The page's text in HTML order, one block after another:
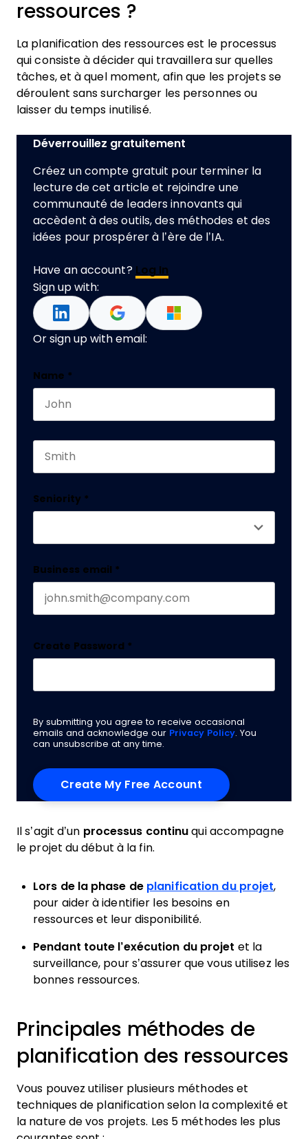
ressources ?
La planification des ressources est le processus
qui consiste à décider qui travaillera sur quelles
tâches, et à quel moment, afin que les projets se
déroulent sans surcharger les personnes ou
laisser du temps inutilisé.
Déverrouillez gratuitement
Créez un compte gratuit pour terminer la
lecture de cet article et rejoindre une
communauté de leaders innovants qui
accèdent à des outils, des méthodes et des
idées pour prospérer à l’ère de l’IA.
Have an account? Log In
Sign up with:
Or sign up with email:
URL
Name *
Seniority *
Business email *
Create Password *
By submitting you agree to receive occasional
emails and acknowledge our Privacy Policy. You
can unsubscribe at any time.
Il s’agit d’un processus continu qui accompagne
le projet du début à la fin.
Lors de la phase de planification du projet,
pour aider à identifier les besoins en
ressources et leur disponibilité.
Pendant toute l’exécution du projet et la
surveillance, pour s’assurer que vous utilisez les
bonnes ressources.
Principales méthodes de
planification des ressources
Vous pouvez utiliser plusieurs méthodes et
techniques de planification selon la complexité et
la nature de vos projets. Les 5 méthodes les plus